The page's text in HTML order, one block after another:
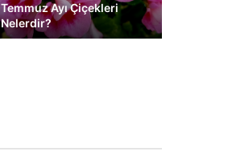
Temmuz Ayı Çiçekleri
Nelerdir?